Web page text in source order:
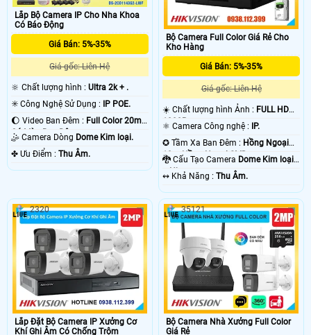
Lắp Bộ Camera IP Cho Nha Khoa
Có Báo Động
Giá Bán: 5%-35%
Giá gốc: Liên Hệ
🔆 Chất lượng hình : Ultra 2k + .
✳️ Công Nghệ Sử Dụng :
IP POE.
🌔 Video Ban Đêm : Full Color 20m
Có Màu Ban Ðêm.
🤹 Camera Dòng Dome Kim loại.
️✤ Ưu Điểm : Thu Âm.
Bộ Camera Full Color Giá Rẻ Cho
Kho Hàng
Giá Bán: 5%-35%
Giá gốc: Liên Hệ
☀️ Chất lượng hình Ảnh : FULL HD
1080P .
⚛️ Camera Công nghệ : IP.
✪ Tầm Xa Ban Đêm : Hồng Ngoại
10m Hồng Ngoại SMD.
🐉️ Cấu Tạo Camera Dome Kim loại
+ Nhựa.
️↭ Khả Năng :Thu Âm.
Lắp Đặt Bộ Camera IP Xưởng Cơ
Khí Ghi Âm Có Chống Trộm
2320
Bộ Camera Nhà Xưởng Full Color
Giá Rẻ
35121